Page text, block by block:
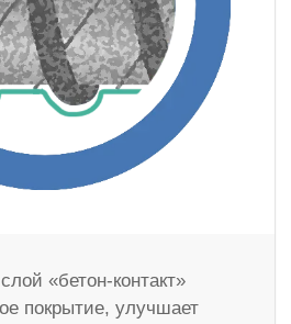
«бетон-контакт»
покрытие, улучшает